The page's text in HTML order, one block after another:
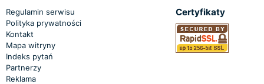
Regulamin serwisu
Polityka prywatności
Kontakt
Mapa witryny
Indeks pytań
Partnerzy
Reklama
Certyfikaty